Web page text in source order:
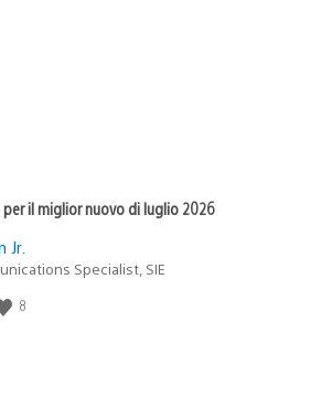
per il miglior nuovo di luglio 2026
Jr.
Specialist, SIE
8